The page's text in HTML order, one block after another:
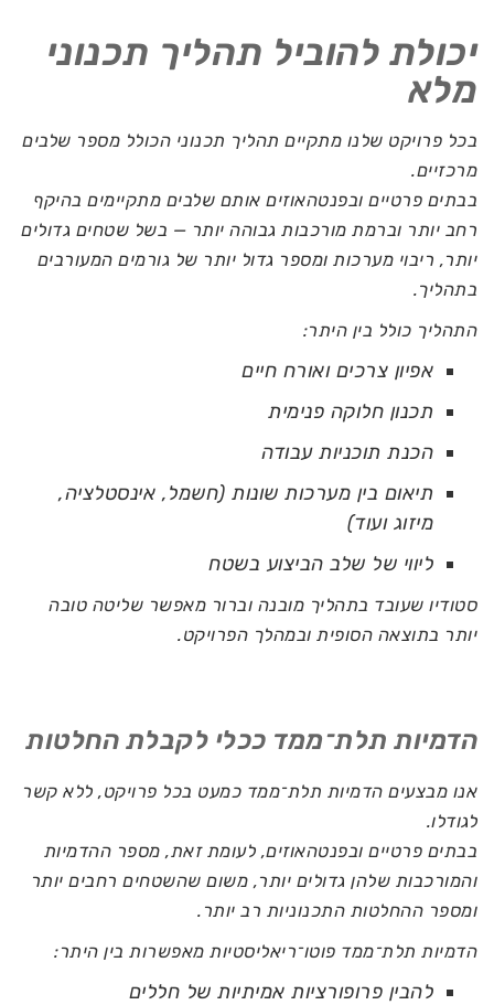
יכולת להוביל תהליך תכנוני
מלא
בכל פרויקט שלנו מתקיים תהליך תכנוני הכולל מספר שלבים
מרכזיים.
בבתים פרטיים ובפנטהאוזים אותם שלבים מתקיימים בהיקף
רחב יותר וברמת מורכבות גבוהה יותר — בשל שטחים גדולים
יותר, ריבוי מערכות ומספר גדול יותר של גורמים המעורבים
בתהליך.
התהליך כולל בין היתר:
אפיון צרכים ואורח חיים
תכנון חלוקה פנימית
הכנת תוכניות עבודה
תיאום בין מערכות שונות (חשמל, אינסטלציה,
מיזוג ועוד)
ליווי של שלב הביצוע בשטח
סטודיו שעובד בתהליך מובנה וברור מאפשר שליטה טובה
יותר בתוצאה הסופית ובמהלך הפרויקט.
הדמיות תלת־ממד ככלי לקבלת החלטות
אנו מבצעים הדמיות תלת־ממד כמעט בכל פרויקט, ללא קשר
לגודלו.
בבתים פרטיים ובפנטהאוזים, לעומת זאת, מספר ההדמיות
והמורכבות שלהן גדולים יותר, משום שהשטחים רחבים יותר
ומספר ההחלטות התכנוניות רב יותר.
הדמיות תלת־ממד פוטו־ריאליסטיות מאפשרות בין היתר:
להבין פרופורציות אמיתיות של חללים